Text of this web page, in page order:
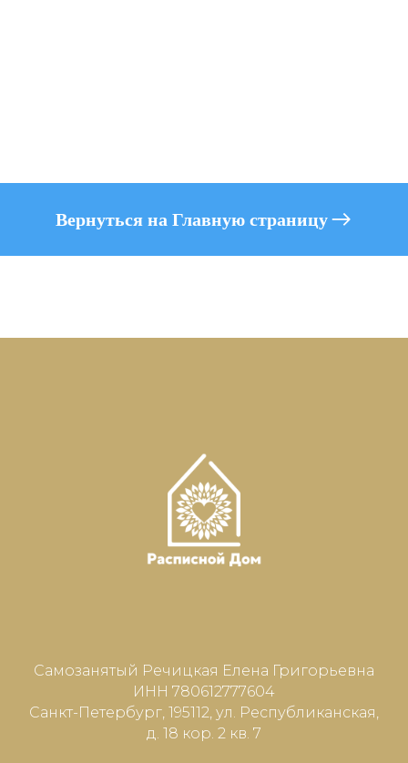
Вернуться на Главную страницу
Самозанятый Речицкая Елена Григорьевна
ИНН 780612777604
Санкт-Петербург, 195112, ул. Республиканская,
д. 18 кор. 2 кв. 7